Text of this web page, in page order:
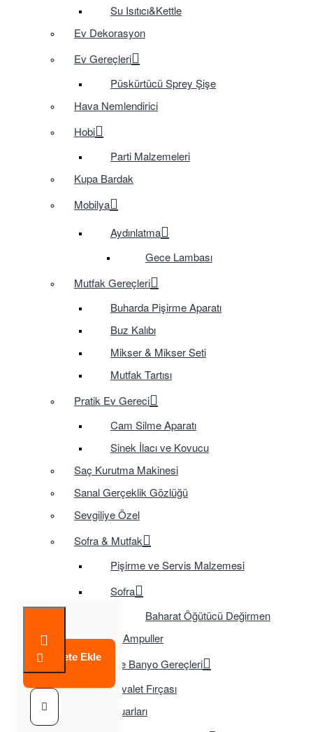
Su Isıtıcı&Kettle
Ev Dekorasyon
Ev Gereçleri
Püskürtücü Sprey Şişe
Hava Nemlendirici
Hobi
Parti Malzemeleri
Kupa Bardak
Mobilya
Aydınlatma
Gece Lambası
Mutfak Gereçleri
Buharda Pişirme Aparatı
Buz Kalıbı
Mikser & Mikser Seti
Mutfak Tartısı
Pratik Ev Gereci
Cam Silme Aparatı
Sinek İlacı ve Kovucu
Saç Kurutma Makinesi
Sanal Gerçeklik Gözlüğü
Sevgiliye Özel
Sofra & Mutfak
Pişirme ve Servis Malzemesi
Sofra
Baharat Öğütücü Değirmen
Tasarruflu Ampuller
Temizlik ve Banyo Gereçleri
Tuvalet Fırçası
TV Aksesuarları
Sepete Ekle